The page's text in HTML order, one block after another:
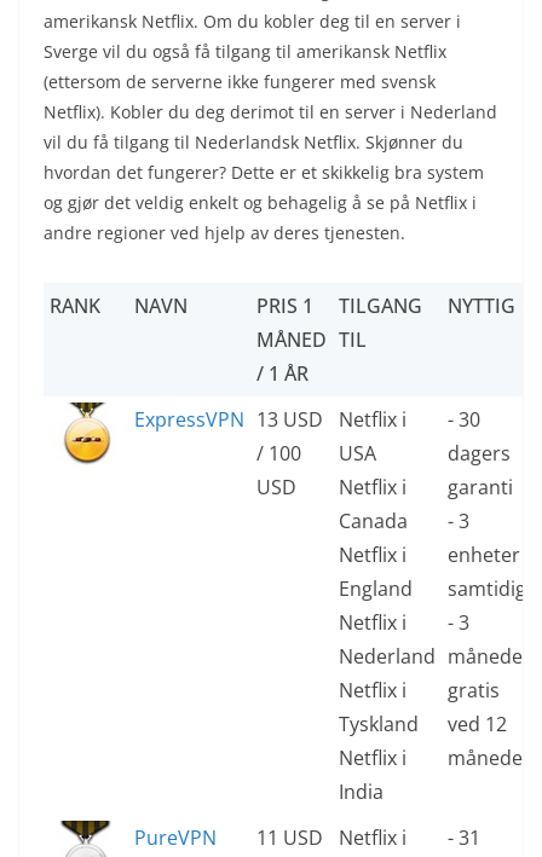
amerikansk Netflix. Om du kobler deg til en server i
Sverge vil du også få tilgang til amerikansk Netflix
(ettersom de serverne ikke fungerer med svensk
Netflix). Kobler du deg derimot til en server i Nederland
vil du få tilgang til Nederlandsk Netflix. Skjønner du
hvordan det fungerer? Dette er et skikkelig bra system
og gjør det veldig enkelt og behagelig å se på Netflix i
andre regioner ved hjelp av deres tjenesten.
RANK NAVN
PRIS 1
MÅNED
/ 1 ÅR
TILGANG
TIL
NYTTIG
ExpressVPN 13 USD
/ 100
USD
Netflix i
USA
Netflix i
Canada
Netflix i
England
Netflix i
Nederland
Netflix i
Tyskland
Netflix i
India
- 30
dagers
garanti
- 3
enheter
samtidig
- 3
måneder
gratis
ved 12
måneder
PureVPN
11 USD
Netflix i
- 31